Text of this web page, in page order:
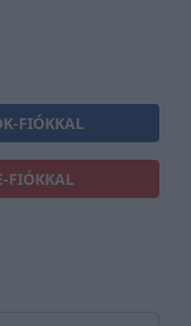
FIÓKKAL
FIÓKKAL